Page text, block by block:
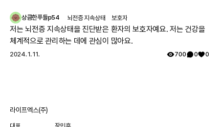
상큼한푸들p54 뇌전증 지속상태 보호자
저는 뇌전증 지속상태을 진단받은 환자의 보호자예요. 저는 건강을
체계적으로 관리하는 데에 관심이 많아요.
2024. 1. 11. 700 0 0
라이프엑스(주)